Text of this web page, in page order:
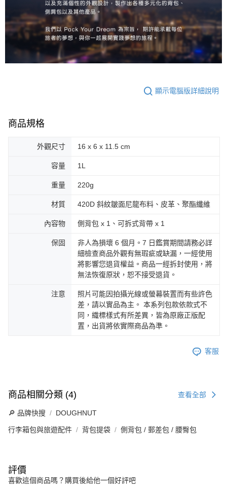
顯示電腦版詳細說明
商品規格
外觀尺寸 16 x 6 x 11.5 cm
容量 1L
重量 220g
材質 420D 斜紋皺面尼龍布料、皮革、聚酯纖維
內容物 側背包 x 1、可拆式背帶 x 1
保固
非人為損壞 6 個月。7 日鑑賞期間請務必詳
細檢查商品外觀有無瑕疵或缺漏，一經使用
將影響您退貨權益。商品一經拆封使用，將
無法恢復原狀，恕不接受退貨。
注意
照片可能因拍攝光線或螢幕裝置而有些許色
差，請以實品為主。 本系列包款依款式不
同，織標樣式有所差異，皆為原廠正版配
置，出貨將依實際商品為準。
客服
商品相關分類 (4) 查看全部
🔎 品牌快搜 DOUGHNUT
行李箱包與旅遊配件 背包提袋 側背包 / 郵差包 / 腰臀包
評價
喜歡這個商品嗎？購買後給他一個好評吧